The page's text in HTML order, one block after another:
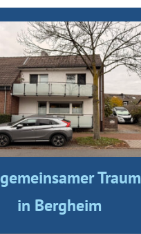
Traum
in Bergheim